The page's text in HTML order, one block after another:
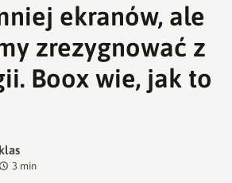
ekranów, ale
zrezygnować z
Boox wie, jak to
3 min